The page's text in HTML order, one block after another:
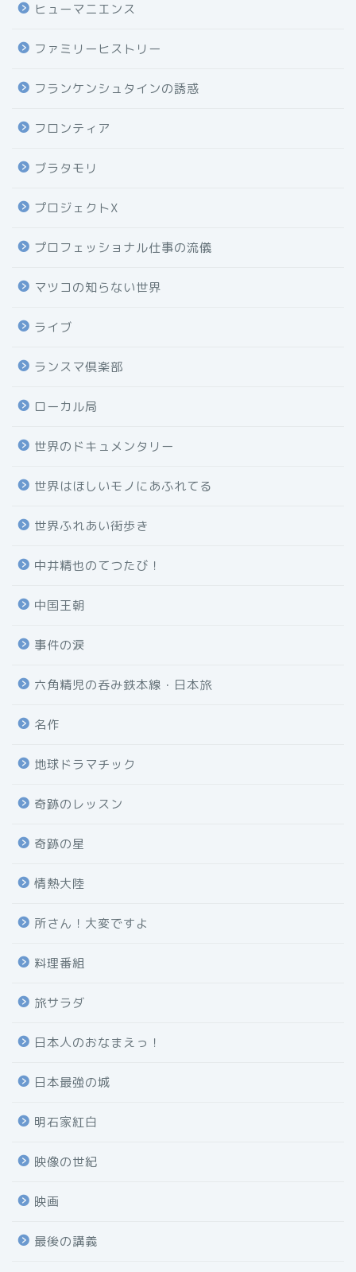
ヒューマニエンス
ファミリーヒストリー
フランケンシュタインの誘惑
フロンティア
ブラタモリ
プロジェクトX
プロフェッショナル仕事の流儀
マツコの知らない世界
ライブ
ランスマ倶楽部
ローカル局
世界のドキュメンタリー
世界はほしいモノにあふれてる
世界ふれあい街歩き
中井精也のてつたび！
中国王朝
事件の涙
六角精児の呑み鉄本線・日本旅
名作
地球ドラマチック
奇跡のレッスン
奇跡の星
情熱大陸
所さん！大変ですよ
料理番組
旅サラダ
日本人のおなまえっ！
日本最強の城
明石家紅白
映像の世紀
映画
最後の講義